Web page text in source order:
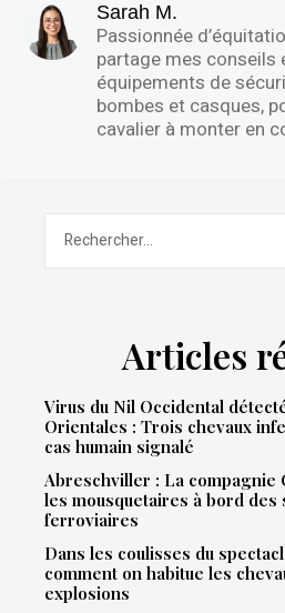
Sarah M.
Passionnée
partage mes conseils
équipements de
bombes et casques,
cavalier à monter en
Articles
Virus du Nil Occidental
Orientales : Trois chevaux
cas humain signalé
Abreschviller : La compagnie
les mousquetaires à bord des
ferroviaires
Dans les coulisses du
comment on habitue les
explosions